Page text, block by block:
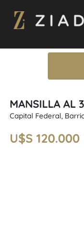
MANSILLA AL
Capital Federal,
U$S 120.000